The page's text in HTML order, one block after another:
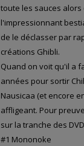
toute les sauces
l'impressionnant
de le déclasser par
créations Ghibli.
Quand on voit qu'il a
années pour sortir
Nausicaa (et encore
affligeant. Pour
sur la tranche des
#1 Mononoke